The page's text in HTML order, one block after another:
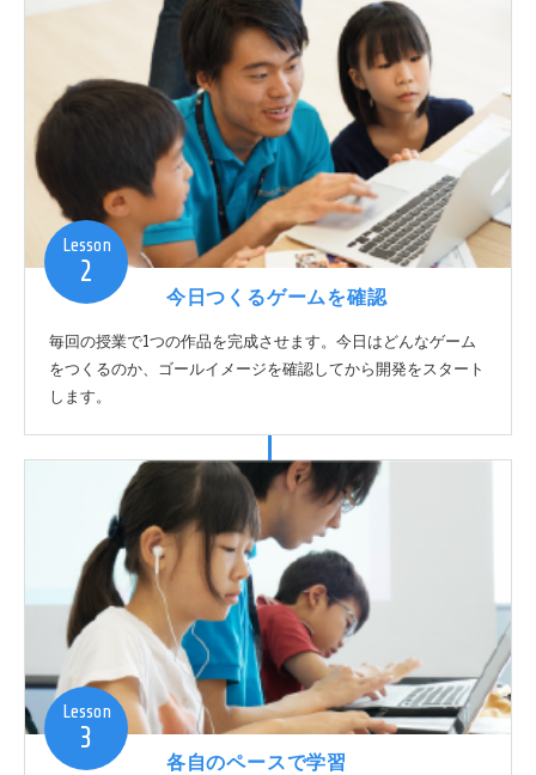
Lesson
2
今日つくるゲームを確認
毎回の授業で1つの作品を完成させます。今日はどんなゲーム
をつくるのか、ゴールイメージを確認してから開発をスタート
します。
Lesson
3
各自のペースで学習